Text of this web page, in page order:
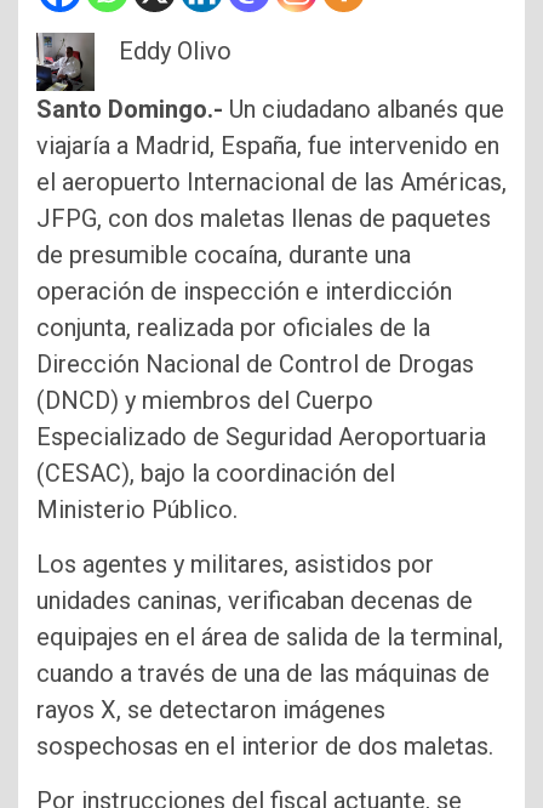
Eddy Olivo
Santo Domingo.- Un ciudadano albanés que
viajaría a Madrid, España, fue intervenido en
el aeropuerto Internacional de las Américas,
JFPG, con dos maletas llenas de paquetes
de presumible cocaína, durante una
operación de inspección e interdicción
conjunta, realizada por oficiales de la
Dirección Nacional de Control de Drogas
(DNCD) y miembros del Cuerpo
Especializado de Seguridad Aeroportuaria
(CESAC), bajo la coordinación del
Ministerio Público.
Los agentes y militares, asistidos por
unidades caninas, verificaban decenas de
equipajes en el área de salida de la terminal,
cuando a través de una de las máquinas de
rayos X, se detectaron imágenes
sospechosas en el interior de dos maletas.
Por instrucciones del fiscal actuante, se